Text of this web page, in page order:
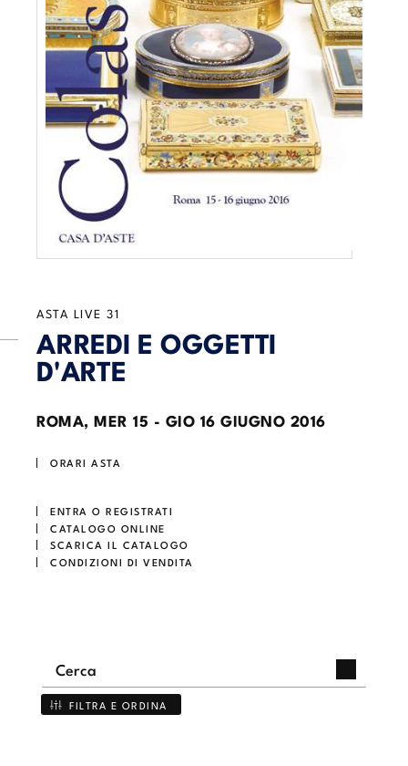
ASTA LIVE 31
ARREDI E OGGETTI
D'ARTE
ROMA, MER 15 - GIO 16 GIUGNO 2016
ORARI ASTA
ENTRA O REGISTRATI
CATALOGO ONLINE
SCARICA IL CATALOGO
CONDIZIONI DI VENDITA
FILTRA E ORDINA